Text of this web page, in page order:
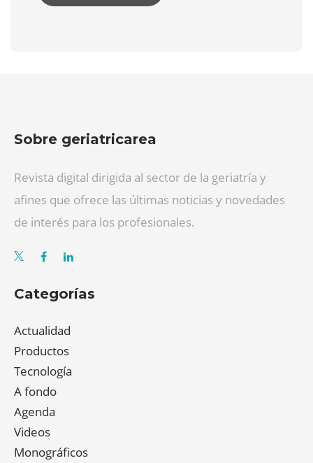
Sobre geriatricarea
Revista digital dirigida al sector de la geriatría y
afines que ofrece las últimas noticias y novedades
de interés para los profesionales.
Categorías
Actualidad
Productos
Tecnología
A fondo
Agenda
Videos
Monográficos